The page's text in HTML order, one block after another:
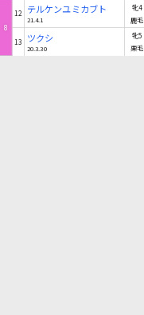
8
12 テルケンユミカブト
21.4.1
牝4
鹿毛
13 ツクシ
20.3.30
牝5
栗毛